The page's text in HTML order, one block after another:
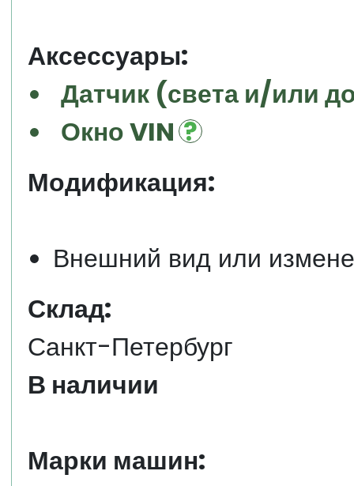
Аксессуары:
Датчик (света и/или
Окно VIN
Модификация:
Внешний вид или
Склад:
Санкт-Петербург
В наличии
Марки машин: